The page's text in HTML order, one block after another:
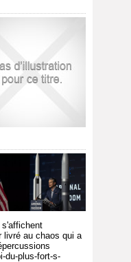
s'affichent
livré au chaos qui a
du-plus-fort-s-